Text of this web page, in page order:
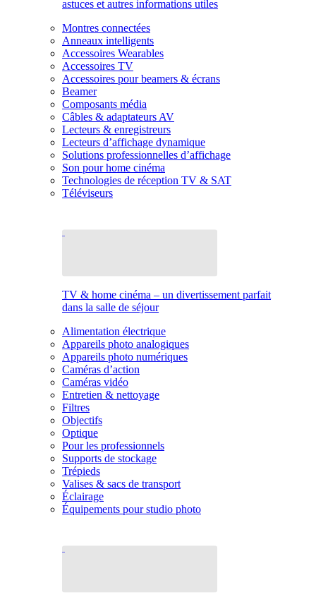
astuces et autres informations utiles
Montres connectées
Anneaux intelligents
Accessoires Wearables
Accessoires TV
Accessoires pour beamers & écrans
Beamer
Composants média
Câbles & adaptateurs AV
Lecteurs & enregistreurs
Lecteurs d’affichage dynamique
Solutions professionnelles d’affichage
Son pour home cinéma
Technologies de réception TV & SAT
Téléviseurs
TV & home cinéma – un divertissement parfait
dans la salle de séjour
Alimentation électrique
Appareils photo analogiques
Appareils photo numériques
Caméras d’action
Caméras vidéo
Entretien & nettoyage
Filtres
Objectifs
Optique
Pour les professionnels
Supports de stockage
Trépieds
Valises & sacs de transport
Éclairage
Équipements pour studio photo